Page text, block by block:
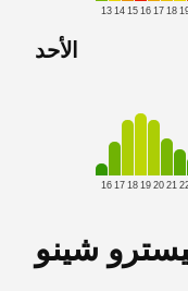
13 14 15 16 17 18
الأحد
16 17 18 19 20 21
شينو